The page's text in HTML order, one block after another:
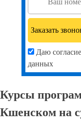
Даю
данных
Курсы
Кшенском на